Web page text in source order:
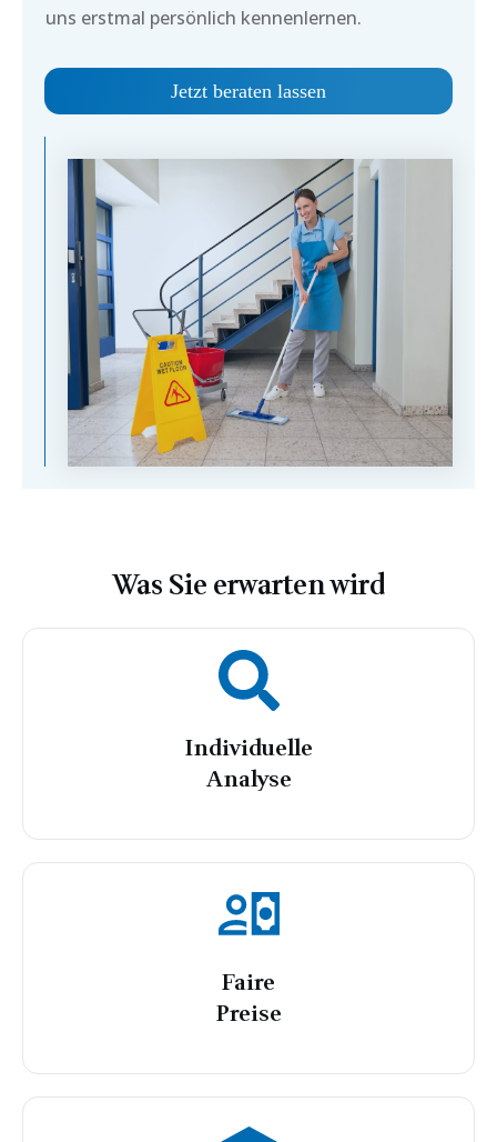
uns erstmal persönlich kennenlernen.
Jetzt beraten lassen
Was Sie erwarten wird
Individuelle
Analyse
Faire
Preise